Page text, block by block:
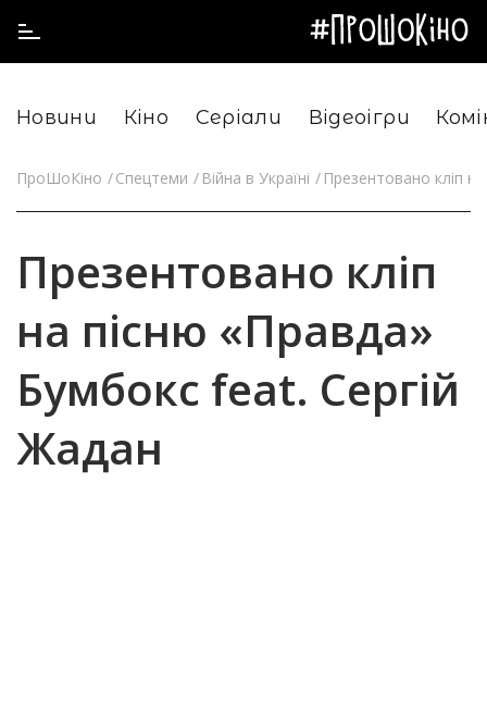
Новини Кіно Серіали Відеоігри
ПроШоКіно Спецтеми Війна в Україні Презентовано кліп
Презентовано кліп
на пісню «Правда»
Бумбокс feat. Сергій
Жадан